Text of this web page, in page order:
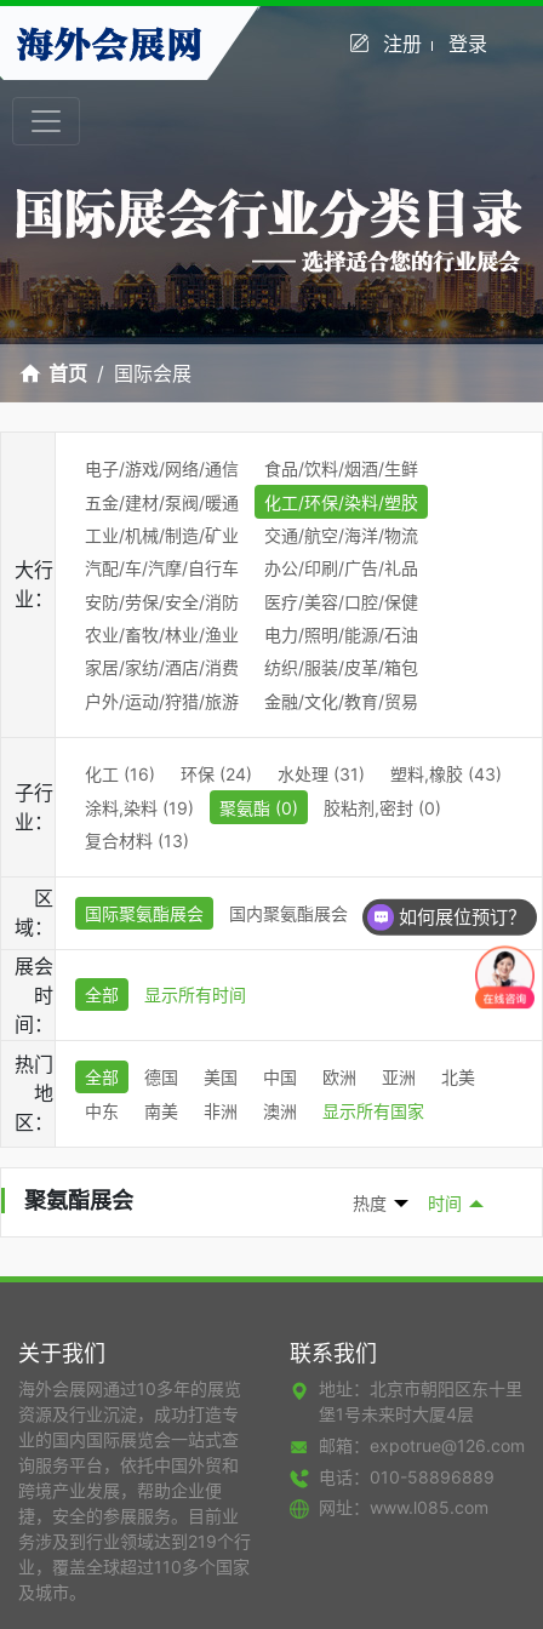
注册 登录
首页 国际会展
大行
业：
电子/游戏/网络/通信
食品/饮料/烟酒/生鲜
五金/建材/泵阀/暖通
化工/环保/染料/塑胶
工业/机械/制造/矿业
交通/航空/海洋/物流
汽配/车/汽摩/自行车
办公/印刷/广告/礼品
安防/劳保/安全/消防
医疗/美容/口腔/保健
农业/畜牧/林业/渔业
电力/照明/能源/石油
家居/家纺/酒店/消费
纺织/服装/皮革/箱包
户外/运动/狩猎/旅游
金融/文化/教育/贸易
子行
业：
化工 (16) 环保 (24) 水处理 (31)
塑料,橡胶 (43)
涂料,染料 (19)
聚氨酯 (0)
胶粘剂,密封 (0)
复合材料 (13)
区
域：
国际聚氨酯展会 国内聚氨酯展会
展会
时
间：
全部 显示所有时间
热门
地
区：
全部 德国 美国 中国 欧洲 亚洲
北美
中东
南美 非洲 澳洲 显示所有国家
聚氨酯展会 热度 时间
关于我们
海外会展网通过10多年的展览
资源及行业沉淀，成功打造专
业的国内国际展览会一站式查
询服务平台，依托中国外贸和
跨境产业发展，帮助企业便
捷，安全的参展服务。目前业
务涉及到行业领域达到219个行
业，覆盖全球超过110多个国家
及城市。
联系我们
地址：北京市朝阳区东十里
堡1号未来时大厦4层
邮箱：expotrue@126.com
电话：010-58896889
网址：www.l085.com
如何展位预订？